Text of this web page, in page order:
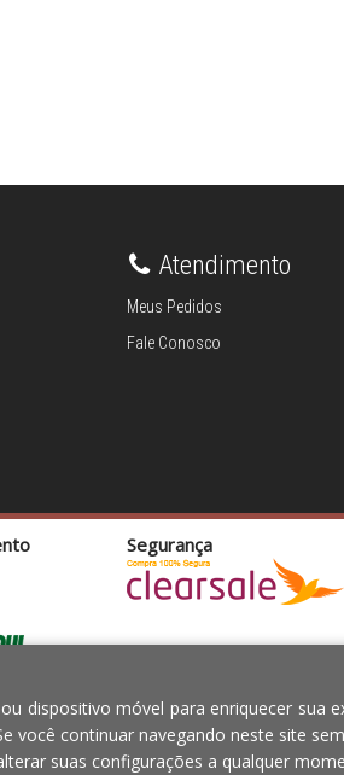
Atendimento
Meus Pedidos
Fale Conosco
Segurança
dispositivo móvel para enriquecer sua
você continuar navegando neste site
suas configurações a qualquer